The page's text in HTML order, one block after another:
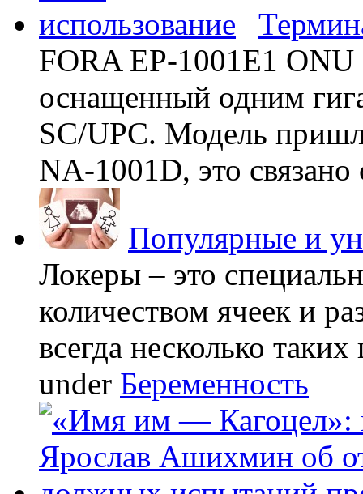
FORA EP-1001E1 ONU
оснащенный одним
SC/UPC. Модель
NA-1001D, это связано
Популярные и
Локеры – это
количеством ячеек и
всегда несколько
under Беременность